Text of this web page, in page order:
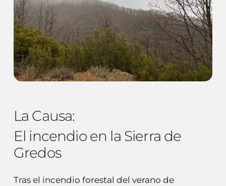
La Causa:
El incendio en la Sierra de
Gredos
Tras el incendio forestal del verano de